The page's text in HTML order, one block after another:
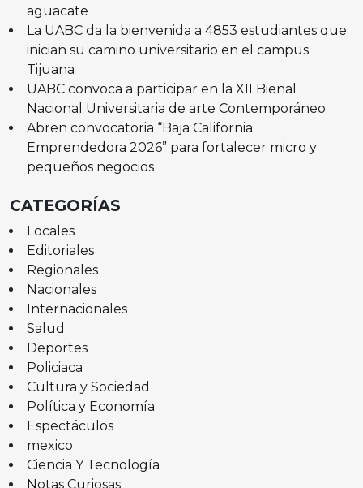
aguacate
La UABC da la bienvenida a 4853 estudiantes que
inician su camino universitario en el campus
Tijuana
UABC convoca a participar en la XII Bienal
Nacional Universitaria de arte Contemporáneo
Abren convocatoria “Baja California
Emprendedora 2026” para fortalecer micro y
pequeños negocios
CATEGORÍAS
Locales
Editoriales
Regionales
Nacionales
Internacionales
Salud
Deportes
Policiaca
Cultura y Sociedad
Política y Economía
Espectáculos
mexico
Ciencia Y Tecnología
Notas Curiosas